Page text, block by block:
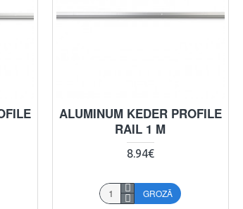
ALUMINUM KEDER PROFILE
RAIL 1 M
8.94€
GROZĀ